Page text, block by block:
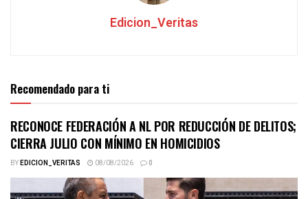
Edicion_Veritas
Recomendado para ti
RECONOCE FEDERACIÓN A NL POR REDUCCIÓN DE DELITOS;
CIERRA JULIO CON MÍNIMO EN HOMICIDIOS
BYEDICION_VERITAS 08/08/2026 0